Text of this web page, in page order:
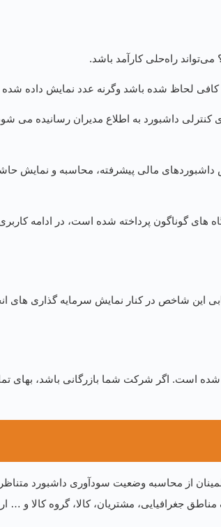
راه‌حلی کارآمد باشد.
لحاظ شده باشد وگرنه عدد نمایش داده شده
کنترلی داشبورد به اطلاع مدیران رسانیده می
مالی پیشرفته، محاسبه و نمایش
های گوناگون پرداخته شده است، در ادامه
این شاخص در کنار نمایش سرمایه گذاری های
شده است. اگر شرکت شما بازرگانی باشد، بهای
از محاسبه وضعیت سودآوری داشبورد متناظر
جغرافیایی، مشتریان، کالا، گروه کالا و …